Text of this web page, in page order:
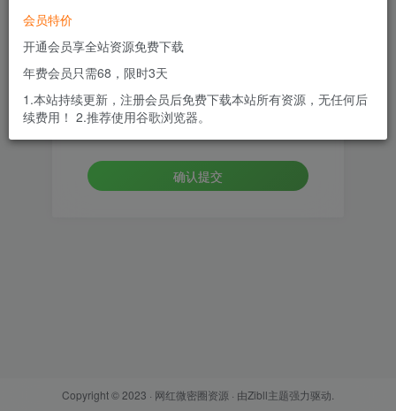
邮箱
设置新密码
重复密码
确认提交
Copyright © 2023 · 网红微密圈资源 · 由Zibll主题强力驱动.
会员特价
开通会员享全站资源免费下载
年费会员只需68，限时3天
1.本站持续更新，注册会员后免费下载本站所有资源，无任何后
续费用！ 2.推荐使用谷歌浏览器。